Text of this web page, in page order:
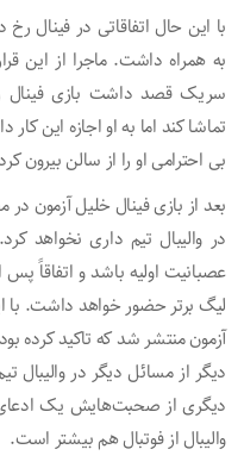
با این حال اتفاقاتی در فینال
به همراه داشت. ماجرا از این
سریک قصد داشت بازی فینال
تماشا کند اما به او اجازه این
بی احترامی او را از سالن بیرون
بعد از بازی فینال خلیل آزمون
در والیبال تیم داری نخواهد
عصبانیت اولیه باشد و اتفاقاً
لیگ برتر حضور خواهد داشت. با
آزمون منتشر شد که تاکید کرده
دیگر از مسائل دیگر در
دیگری از صحبت‌هایش یک
والیبال از فوتبال هم بیشتر است.